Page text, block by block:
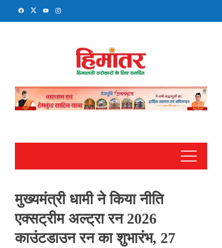
मुख्यमंत्री धामी ने किया नीति
एक्सट्रीम अल्ट्रा रन 2026
काउंटडाउन रन का शुभारंभ, 27